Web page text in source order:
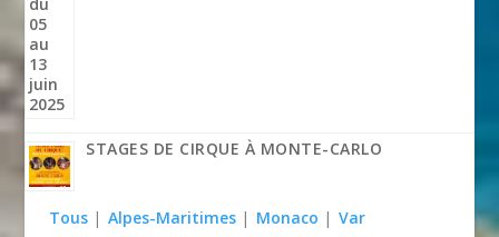
STAGES DE CIRQUE À MONTE-CARLO
Tous | Alpes-Maritimes | Monaco | Var